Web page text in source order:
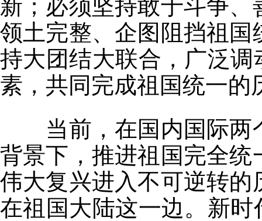
新；必须坚持敢于斗争
领土完整、企图阻挡祖
持大团结大联合，广泛
素，共同完成祖国统一的
当前，在国内国际
背景下，推进祖国完全
伟大复兴进入不可逆转
在祖国大陆这一边。新